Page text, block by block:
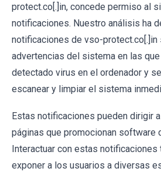
protect.co[.]in, concede permiso al
notificaciones. Nuestro análisis ha
notificaciones de vso-
advertencias del sistema en las
detectado virus en el ordenador y
escanear y limpiar el sistema
Estas notificaciones pueden dirigir
páginas que promocionan software
Interactuar con estas notificaciones
exponer a los usuarios a diversas